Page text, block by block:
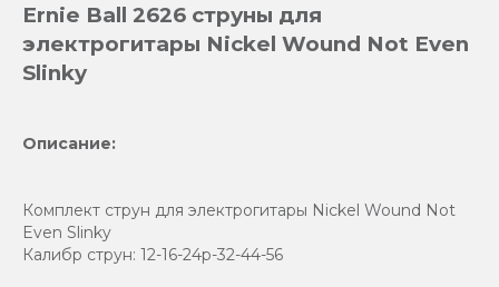
Ernie Ball 2626 струны для
электрогитары Nickel Wound Not Even
Slinky
Описание:
Комплект струн для электрогитары Nickel Wound Not
Even Slinky
Калибр струн: 12-16-24p-32-44-56